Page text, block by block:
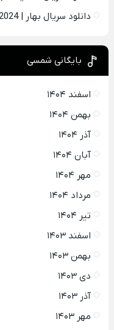
دانلود سریال بهار | Bahar 2024 با زیرنویس فارسی
بایگانی شمسی
اسفند ۱۴۰۴
بهمن ۱۴۰۴
آذر ۱۴۰۴
آبان ۱۴۰۴
مهر ۱۴۰۴
مرداد ۱۴۰۴
تیر ۱۴۰۴
اسفند ۱۴۰۳
بهمن ۱۴۰۳
دی ۱۴۰۳
آذر ۱۴۰۳
مهر ۱۴۰۳